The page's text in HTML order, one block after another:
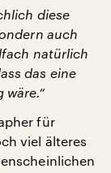
diese
auch
natürlich
das eine
wäre.“
für
viel älteres